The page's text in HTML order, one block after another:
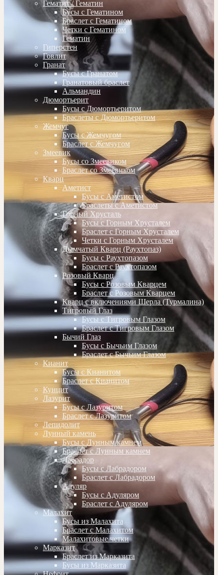
Гематит / Гематин
Бусы с Гематином
Браслет с Гематином
Четки с Гематином
Гематин
Гиперстен
Говлит
Гранат
Бусы с Гранатом
Гранатовый браслет
Альмандин
Дюмортьерит
Бусы с Дюмортьеритом
Браслеты с Дюмортьеритом
Жемчуг
Бусы с Жемчугом
Браслет с Жемчугом
Змеевик
Бусы со Змеевиком
Браслет со Змеевиком
Кварц
Аметист
Бусы с Аметистом
Браслеты с Аметистом
Горный Хрусталь
Бусы с Горным Хрусталем
Браслет с Горным Хрусталем
Четки с Горным Хрусталем
Дымчатый Кварц (Раухтопаз)
Бусы с Раухтопазом
Браслет с Раухтопазом
Розовый Кварц
Бусы с Розовым Кварцем
Браслет с Розовым Кварцем
Кварц с включениями Шерла (Турмалина)
Тигровый Глаз
Бусы с Тигровым Глазом
Браслет с Тигровым Глазом
Бычий Глаз
Бусы с Бычьим Глазом
Браслет с Бычьим Глазом
Кианит
Бусы с Кианитом
Браслет с Кианитом
Кунцит
Лазурит
Бусы с Лазуритом
Браслет с Лазуритом
Лепидолит
Лунный камень
Бусы с Лунным камнем
Браслет с Лунным камнем
Лабрадор
Бусы с Лабрадором
Браслет с Лабрадором
Адуляр
Бусы с Адуляром
Браслет с Адуляром
Малахит
Бусы из Малахита
Браслет с Малахитом
Малахитовые четки
Марказит
Браслет из Марказита
Бусы из Марказита